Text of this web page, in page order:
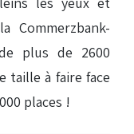
plus de 2600
taille à faire face
places !